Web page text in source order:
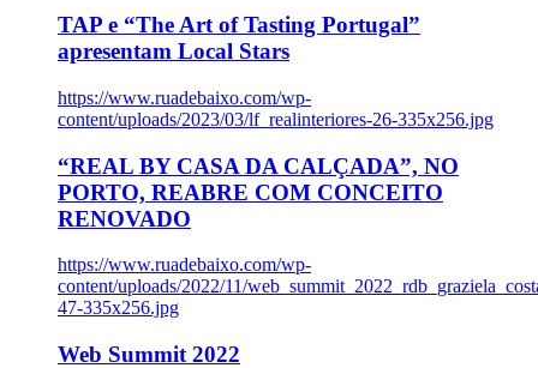
TAP e “The Art of Tasting Portugal”
apresentam Local Stars
https://www.ruadebaixo.com/wp-
content/uploads/2023/03/lf_realinteriores-26-335x256.jpg
“REAL BY CASA DA CALÇADA”, NO
PORTO, REABRE COM CONCEITO
RENOVADO
https://www.ruadebaixo.com/wp-
content/uploads/2022/11/
47-335x256.jpg
Web Summit 2022